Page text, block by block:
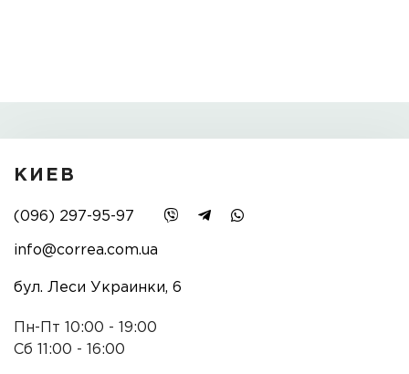
КИЕВ
(096) 297-95-97
info@correa.com.ua
бул. Леси Украинки, 6
Пн-Пт 10:00 - 19:00
Сб 11:00 - 16:00